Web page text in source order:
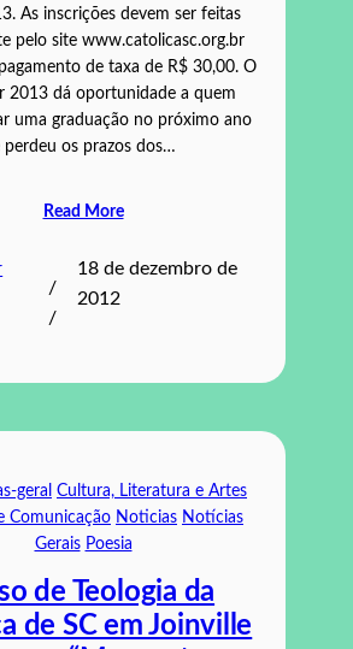
As inscrições devem ser feitas
pelo site www.catolicasc.org.br
de taxa de R$ 30,00. O
2013 dá oportunidade a quem
uma graduação no próximo ano
perdeu os prazos dos…
Read More
/
/
18 de dezembro de
2012
geral Cultura, Literatura e Artes
Comunicação Noticias Notícias
Gerais Poesia
de Teologia da
de SC em Joinville